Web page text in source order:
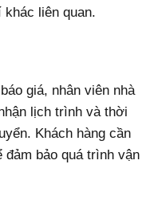
liên quan.
giá, nhân viên nhà
lịch trình và thời
Khách hàng cần
đảm bảo quá trình vận